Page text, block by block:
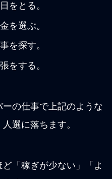
をとる。
を選ぶ。
を探す。
をする。
の仕事で上記のような
選に落ちます。
「稼ぎが少ない」「よ